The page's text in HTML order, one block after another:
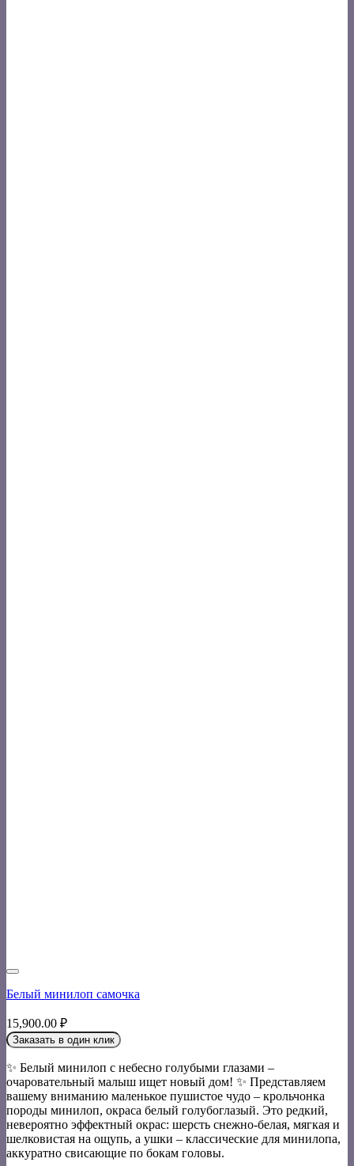
Белый минилоп самочка
15,900.00 ₽
Заказать в один клик
✨ Белый минилоп с небесно голубыми глазами –
очаровательный малыш ищет новый дом! ✨ Представляем
вашему вниманию маленькое пушистое чудо – крольчонка
породы минилоп, окраса белый голубоглазый. Это редкий,
невероятно эффектный окрас: шерсть снежно-белая, мягкая и
шелковистая на ощупь, а ушки – классические для минилопа,
аккуратно свисающие по бокам головы.